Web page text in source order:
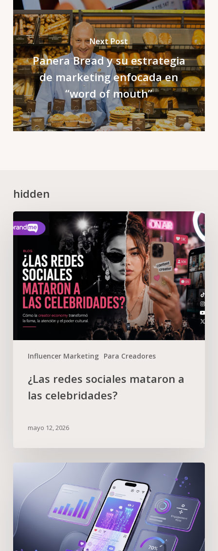
Next Post
Panera Bread y su estrategia
de marketing enfocada en
“word of mouth”
hidden
Influencer Marketing Para Creadores
¿Las redes sociales mataron a
las celebridades?
mayo 12, 2026